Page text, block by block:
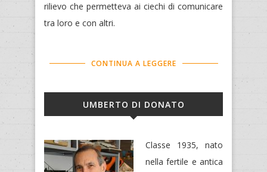
rilievo che permetteva ai ciechi di comunicare
tra loro e con altri.
CONTINUA A LEGGERE
UMBERTO DI DONATO
Classe 1935, nato
nella fertile e antica